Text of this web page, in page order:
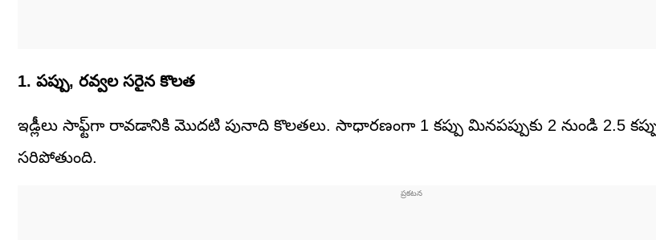
1. పప్పు, రవ్వల సరైన కొలత
ఇడ్లీలు సాఫ్ట్‌గా రావడానికి మొదటి పునాది కొలతలు. సాధారణంగా 1 కప్పు మినపప్పుకు 2 నుండి 2.5
సరిపోతుంది.